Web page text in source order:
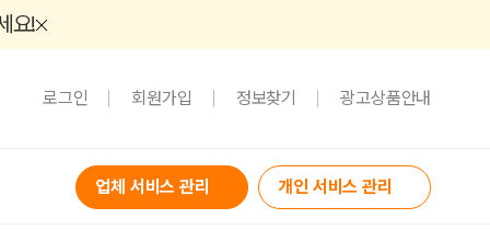
요!
로그인 회원가입 정보찾기 광고상품안내
업체 서비스 관리 개인 서비스 관리